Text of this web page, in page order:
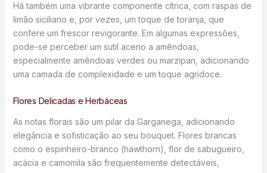
Há também uma vibrante componente cítrica, com raspas de
limão siciliano e, por vezes, um toque de toranja, que
confere um frescor revigorante. Em algumas expressões,
pode-se perceber um sutil aceno a amêndoas,
especialmente amêndoas verdes ou marzipan, adicionando
uma camada de complexidade e um toque agridoce.
Flores Delicadas e Herbáceas
As notas florais são um pilar da Garganega, adicionando
elegância e sofisticação ao seu bouquet. Flores brancas
como o espinheiro-branco (hawthorn), flor de sabugueiro,
acácia e camomila são frequentemente detectáveis,